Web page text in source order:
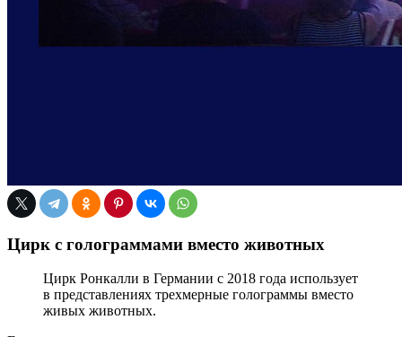
Цирк с голограммами вместо животных
Цирк Ронкалли в Германии с 2018 года использует
в представлениях трехмерные голограммы вместо
живых животных.